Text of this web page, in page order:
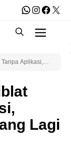
WhatsApp
X
Aplikasi,
Lagi